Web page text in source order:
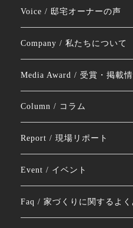
Voice / 邸宅オーナーの声
Company / 私たちについて
Media Award / 受賞・掲載
Column / コラム
Report / 現場リポート
Event / イベント
Faq / 家づくりに関するよく